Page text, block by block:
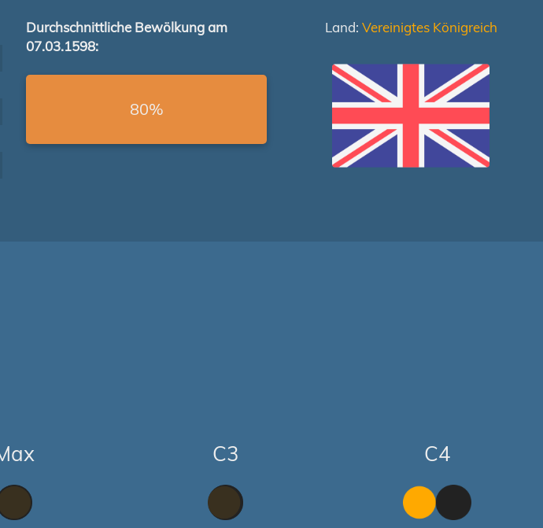
Durchschnittliche Bewölkung am
07.03.1598:
80%
Land: Vereinigtes Königreich
C3 C4